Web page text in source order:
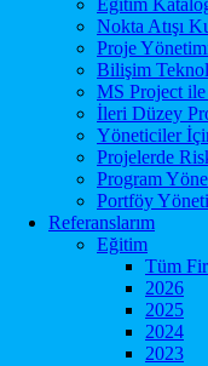
Nokta Atışı
Proje
Bilişim
MS Project
İleri Düzey
Yöneticiler
Projelerde
Program
Portföy
Referanslarım
Eğitim
Tüm
2026
2025
2024
2023